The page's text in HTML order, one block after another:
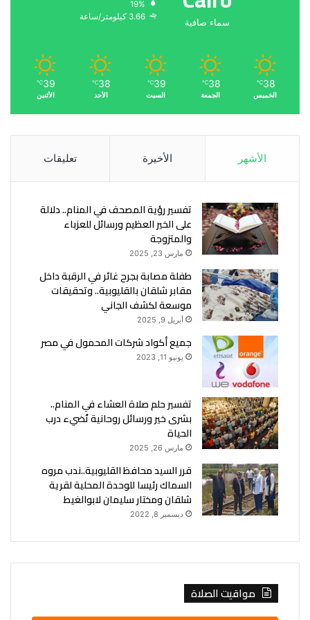
سماء صافية
19%
3.66 كيلومتر/ساعة
38
℃
الخميس
38
℃
الجمعة
39
℃
السبت
38
℃
الأحد
39
℃
الأثنين
الأشهر الأخيرة تعليقات
تفسير رؤية المصحف في المنام.. دلالة
على الخير العظيم ورسائل للعزباء
والمتزوجة
مارس 23, 2025
طفلة مصابة بجرح غائر في الرقبة داخل
مقابر شلقان بالقليوبية.. وتحقيقات
موسعة لكشف الجاني
أبريل 9, 2025
جميع أكواد شركات المحمول في مصر
يونيو 11, 2023
تفسير حلم صلاة العشاء في المنام..
بشرى خير ورسائل روحانية تُضيء درب
الحياة
مارس 26, 2025
قرر السيد محافظ القليوبية..ندب مروه
السماك رئيسا للوحدة المحلية لقرية
شلقان ومختار سليمان لابوالغيط
ديسمبر 8, 2022
مواقيت الصلاة